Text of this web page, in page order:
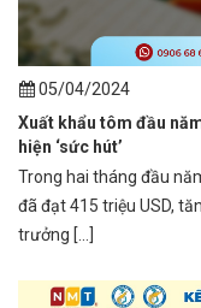
05/04/2024
Xuất khẩu tôm đầu
hiện ‘sức hút’
Trong hai tháng đầu
đã đạt 415 triệu USD,
trưởng [...]